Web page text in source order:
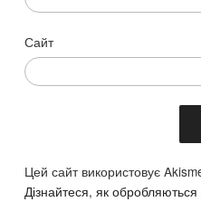
Сайт
Цей сайт використовує
Дізнайтеся, як